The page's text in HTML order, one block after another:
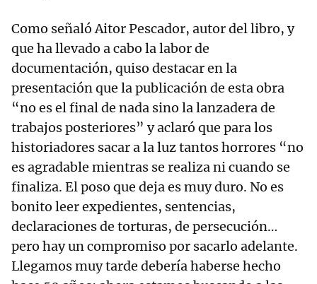
Como señaló Aitor Pescador, autor del libro, y
que ha llevado a cabo la labor de
documentación, quiso destacar en la
presentación que la publicación de esta obra
“no es el final de nada sino la lanzadera de
trabajos posteriores” y aclaró que para los
historiadores sacar a la luz tantos horrores “no
es agradable mientras se realiza ni cuando se
finaliza. El poso que deja es muy duro. No es
bonito leer expedientes, sentencias,
declaraciones de torturas, de persecución…
pero hay un compromiso por sacarlo adelante.
Llegamos muy tarde debería haberse hecho